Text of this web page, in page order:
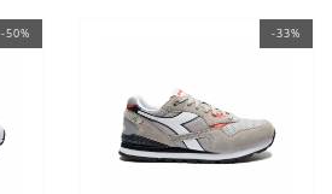
-50% -33%